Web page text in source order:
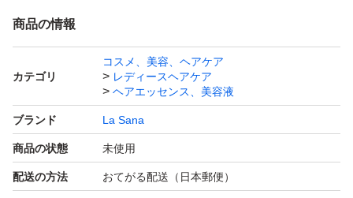
箱潰れの恐れがありますので気になさらない方よろしくお
商品の情報
カテゴリ
コスメ、美容、ヘアケア
レディースヘアケア
ヘアエッセンス、美容液
ブランド La Sana
商品の状態 未使用
配送の方法 おてがる配送（日本郵便）